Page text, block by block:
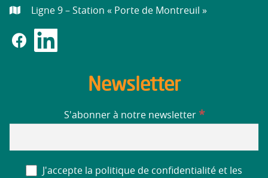
Ligne 9 – Station « Porte de Montreuil »
Newsletter
S'abonner à notre newsletter *
J'accepte la politique de confidentialité et les